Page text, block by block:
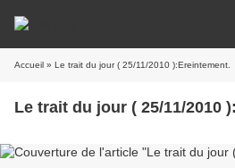
Accueil » Le trait du jour ( 25/11/2010 ):Ereintement.
Le trait du jour ( 25/11/2010